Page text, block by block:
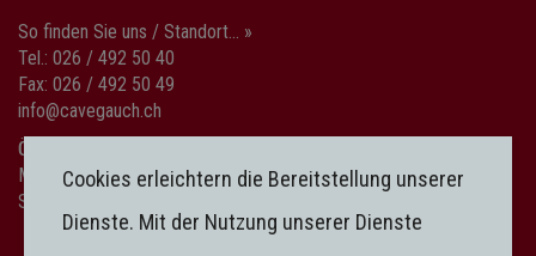
Cookies erleichtern die Bereitstellung unserer
Dienste. Mit der Nutzung unserer Dienste
So finden Sie uns / Standort... »
Tel.: 026 / 492 50 40
Fax: 026 / 492 50 49
info@cavegauch.ch
Öffnungszeiten
Mo-Fr: 08:00-12:00 / 13:30-18:30
Sa: 08:00-15:00